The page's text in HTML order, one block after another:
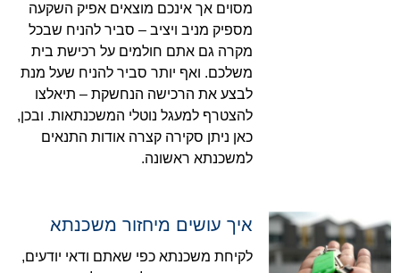
מסוים אך אינכם מוצאים אפיק השקעה
מספיק מניב ויציב – סביר להניח שבכל
מקרה גם אתם חולמים על רכישת בית
משלכם. ואף יותר סביר להניח שעל מנת
לבצע את הרכישה הנחשקת – תיאלצו
להצטרף למעגל נוטלי המשכנתאות. ובכן,
כאן ניתן סקירה קצרה אודות התנאים
למשכנתא ראשונה.
איך עושים מיחזור משכנתא
לקיחת משכנתא כפי שאתם ודאי יודעים,